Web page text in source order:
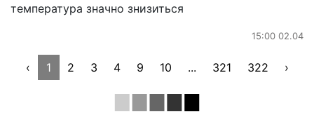
температура значно знизиться
15:00 02.04
‹ 1 2 3 4 9 10 ... 321 322 ›